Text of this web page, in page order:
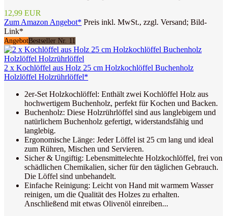
12,99 EUR
Zum Amazon Angebot* Preis inkl. MwSt., zzgl. Versand; Bild-
Link*
AngebotBestseller Nr. 11
2 x Kochlöffel aus Holz 25 cm Holzkochlöffel Buchenholz
Holzlöffel Holzrührlöffel*
2er-Set Holzkochlöffel: Enthält zwei Kochlöffel Holz aus
hochwertigem Buchenholz, perfekt für Kochen und Backen.
Buchenholz: Diese Holzrührlöffel sind aus langlebigem und
natürlichem Buchenholz gefertigt, widerstandsfähig und
langlebig.
Ergonomische Länge: Jeder Löffel ist 25 cm lang und ideal
zum Rühren, Mischen und Servieren.
Sicher & Ungiftig: Lebensmittelechte Holzkochlöffel, frei von
schädlichen Chemikalien, sicher für den täglichen Gebrauch.
Die Löffel sind unbehandelt.
Einfache Reinigung: Leicht von Hand mit warmem Wasser
reinigen, um die Qualität des Holzes zu erhalten.
Anschließend mit etwas Olivenöl einreiben...